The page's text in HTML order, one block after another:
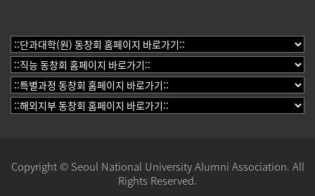
Copyright © Seoul National University Alumni Association. All
Rights Reserved.